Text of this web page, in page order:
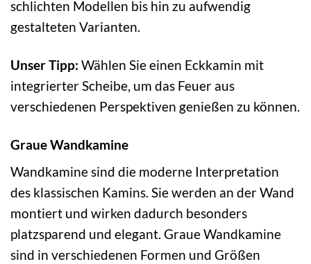
schlichten Modellen bis hin zu aufwendig
gestalteten Varianten.
Unser Tipp: Wählen Sie einen Eckkamin mit
integrierter Scheibe, um das Feuer aus
verschiedenen Perspektiven genießen zu können.
Graue Wandkamine
Wandkamine sind die moderne Interpretation
des klassischen Kamins. Sie werden an der Wand
montiert und wirken dadurch besonders
platzsparend und elegant. Graue Wandkamine
sind in verschiedenen Formen und Größen